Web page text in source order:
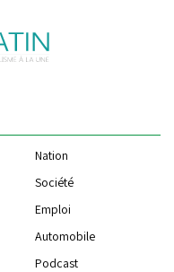
Nation
Société
Emploi
Automobile
Podcast